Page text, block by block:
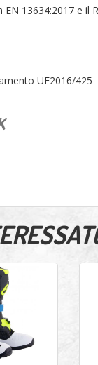
13634:2017 e
UE2016/425